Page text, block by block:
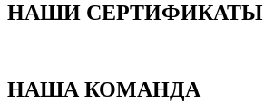
НАШИ СЕРТИФИКАТЫ
НАША КОМАНДА